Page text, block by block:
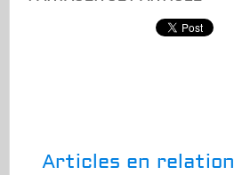
Articles en relation